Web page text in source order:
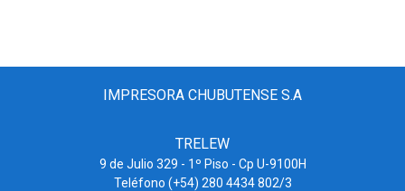
IMPRESORA CHUBUTENSE S.A
TRELEW
9 de Julio 329 - 1º Piso - Cp U-9100H
Teléfono (+54) 280 4434 802/3